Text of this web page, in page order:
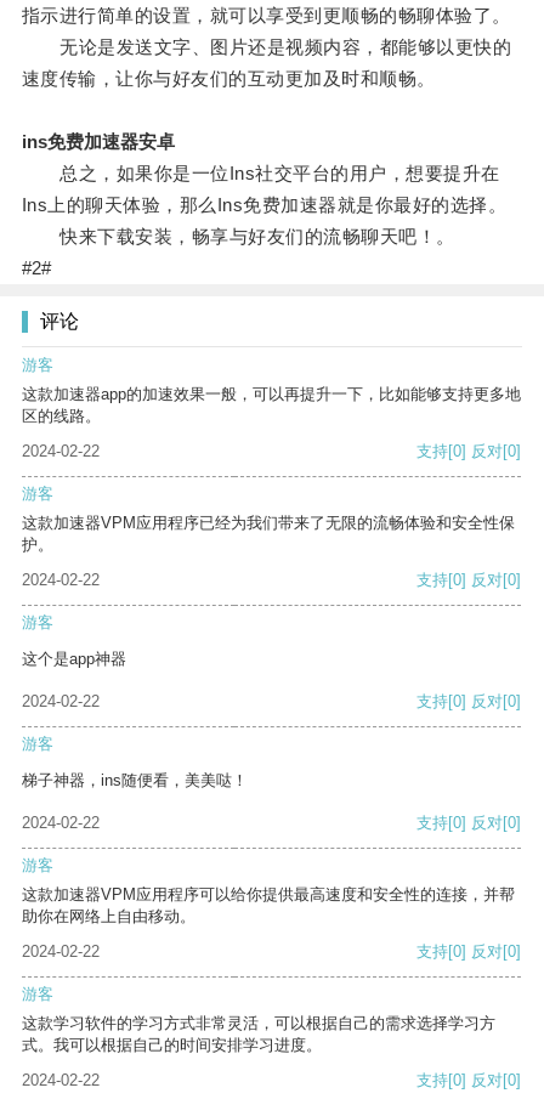
指示进行简单的设置，就可以享受到更顺畅的畅聊体验了。
无论是发送文字、图片还是视频内容，都能够以更快的
速度传输，让你与好友们的互动更加及时和顺畅。
ins免费加速器安卓
总之，如果你是一位Ins社交平台的用户，想要提升在
Ins上的聊天体验，那么Ins免费加速器就是你最好的选择。
快来下载安装，畅享与好友们的流畅聊天吧！。
#2#
评论
游客
这款加速器app的加速效果一般，可以再提升一下，比如能够支持更多地
区的线路。
2024-02-22
支持[0] 反对[0]
游客
这款加速器VPM应用程序已经为我们带来了无限的流畅体验和安全性保
护。
2024-02-22
支持[0] 反对[0]
游客
这个是app神器
2024-02-22 支持[0] 反对[0]
游客
梯子神器，ins随便看，美美哒！
2024-02-22 支持[0] 反对[0]
游客
这款加速器VPM应用程序可以给你提供最高速度和安全性的连接，并帮
助你在网络上自由移动。
2024-02-22
支持[0] 反对[0]
游客
这款学习软件的学习方式非常灵活，可以根据自己的需求选择学习方
式。我可以根据自己的时间安排学习进度。
2024-02-22
支持[0] 反对[0]